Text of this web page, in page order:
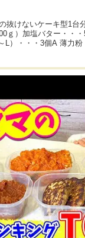
抜けないケーキ型1台
ｇ）加塩バター・・
L）・・・3個A 薄力